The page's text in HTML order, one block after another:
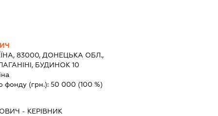
83000, ДОНЕЦЬКА ОБЛ.,
БУДИНОК 10
фонду (грн.): 50 000 (100 %)
- КЕРІВНИК